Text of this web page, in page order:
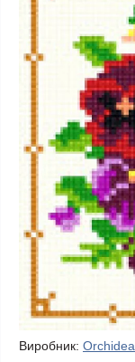
Виробник: Orchidea